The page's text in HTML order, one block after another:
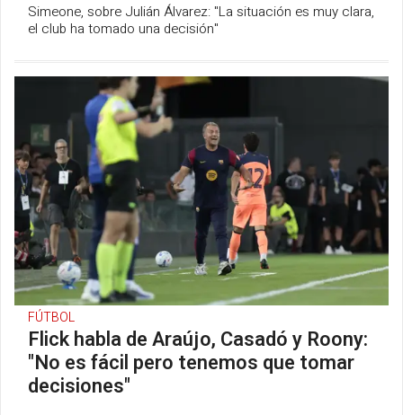
Simeone, sobre Julián Álvarez: "La situación es muy clara,
el club ha tomado una decisión"
FÚTBOL
Flick habla de Araújo, Casadó y Roony:
"No es fácil pero tenemos que tomar
decisiones"